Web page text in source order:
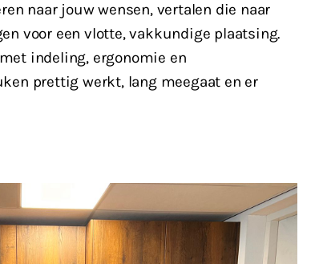
naar jouw wensen, vertalen die naar
voor een vlotte, vakkundige plaatsing.
indeling, ergonomie en
prettig werkt, lang meegaat en er